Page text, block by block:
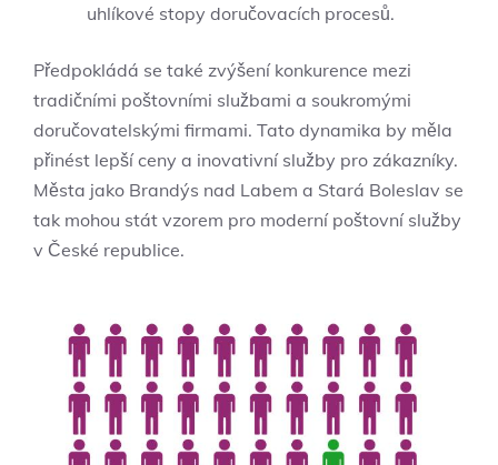
uhlíkové stopy doručovacích procesů.
Předpokládá se také zvýšení konkurence mezi
tradičními poštovními službami a soukromými
doručovatelskými firmami. Tato dynamika by měla
přinést lepší ceny a inovativní služby pro zákazníky.
Města jako Brandýs nad Labem a Stará Boleslav se
tak mohou stát vzorem pro moderní poštovní služby
v České republice.